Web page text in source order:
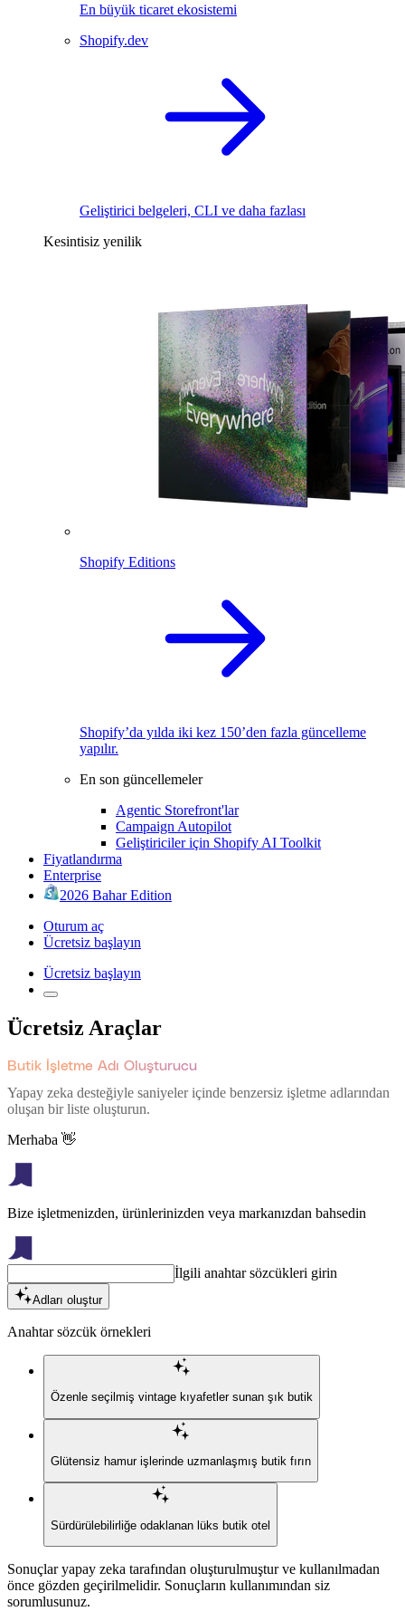
En büyük ticaret ekosistemi
Shopify.dev
Geliştirici belgeleri, CLI ve daha fazlası
Kesintisiz yenilik
Shopify Editions
Shopify’da yılda iki kez 150’den fazla güncelleme
yapılır.
En son güncellemeler
Agentic Storefront'lar
Campaign Autopilot
Geliştiriciler için Shopify AI Toolkit
Fiyatlandırma
Enterprise
2026 Bahar Edition
Oturum aç
Ücretsiz başlayın
Ücretsiz başlayın
Ücretsiz Araçlar
Butik İşletme Adı Oluşturucu
Yapay zeka desteğiyle saniyeler içinde benzersiz işletme adlarından
oluşan bir liste oluşturun.
Merhaba 👋
Bize işletmenizden, ürünlerinizden veya markanızdan bahsedin
İlgili anahtar sözcükleri girin
Adları oluştur
Anahtar sözcük örnekleri
Özenle seçilmiş vintage kıyafetler sunan şık butik
Glütensiz hamur işlerinde uzmanlaşmış butik fırın
Sürdürülebilirliğe odaklanan lüks butik otel
Sonuçlar yapay zeka tarafından oluşturulmuştur ve kullanılmadan
önce gözden geçirilmelidir. Sonuçların kullanımından siz
sorumlusunuz.